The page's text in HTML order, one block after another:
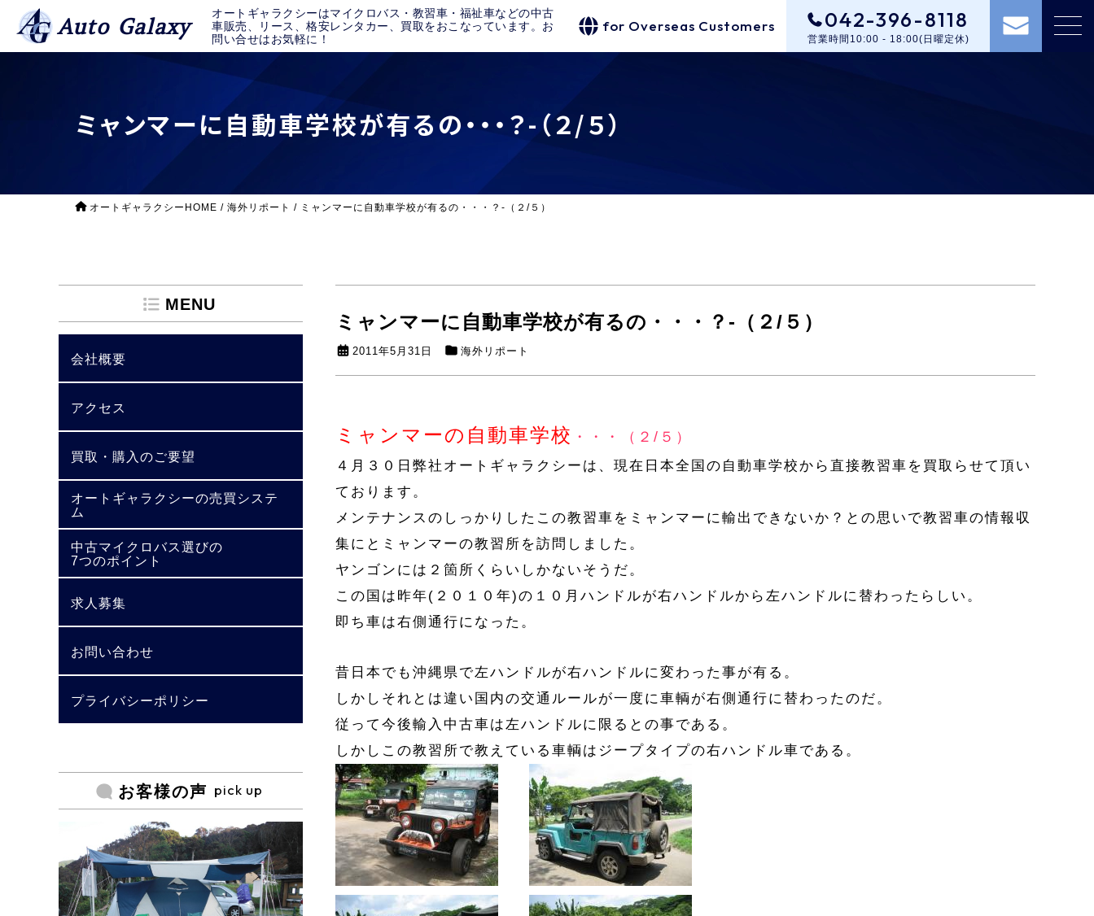
Auto Galaxy
オートギャラクシーはマイクロバス・教習車・福祉車などの中古
車販売、リース、格安レンタカー、買取をおこなっています。お
問い合せはお気軽に！
for Overseas Customers 042-396-8118
営業時間10:00 - 18:00(日曜定休)
ミャンマーに自動車学校が有るの・・・？-（２/５）
オートギャラクシーHOME / 海外リポート / ミャンマーに自動車学校が有るの・・・？-（２/５）
ミャンマーに自動車学校が有るの・・・？-（２/５）
2011年5月31日 海外リポート
ミャンマーの自動車学校 ・・・（２/５）
４月３０日弊社オートギャラクシーは、現在日本全国の自動車学校から直接教習車を買取らせて頂い
ております。
メンテナンスのしっかりしたこの教習車をミャンマーに輸出できないか？との思いで教習車の情報収
集にとミャンマーの教習所を訪問しました。
ヤンゴンには２箇所くらいしかないそうだ。
この国は昨年(２０１０年)の１０月ハンドルが右ハンドルから左ハンドルに替わったらしい。
即ち車は右側通行になった。
昔日本でも沖縄県で左ハンドルが右ハンドルに変わった事が有る。
しかしそれとは違い国内の交通ルールが一度に車輌が右側通行に替わったのだ。
従って今後輸入中古車は左ハンドルに限るとの事である。
しかしこの教習所で教えている車輌はジープタイプの右ハンドル車である。
MENU
会社概要
アクセス
買取・購入のご要望
オートギャラクシーの売買システ
ム
中古マイクロバス選びの
7つのポイント
求人募集
お問い合わせ
プライバシーポリシー
お客様の声 pick up